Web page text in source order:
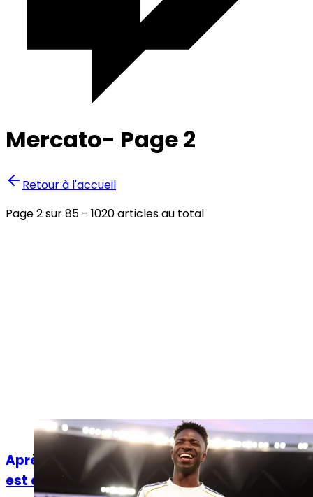
Mercato- Page2
Retour à l'accueil
Page2sur85 - 1020articles au total
Mercato
Après l’ultime offre du Real Madrid, la balle
est dans le camp de Vinicius Jr